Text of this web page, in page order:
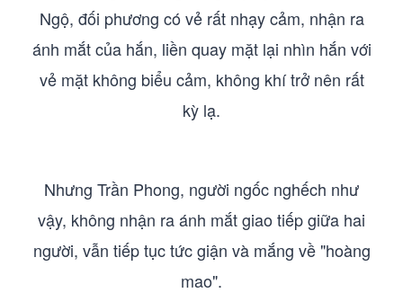
Ngộ, đối phương có vẻ rất nhạy cảm, nhận ra
ánh mắt của hắn, liền quay mặt lại nhìn hắn với
vẻ mặt không biểu cảm, không khí trở nên rất
kỳ lạ.
Nhưng Trần Phong, người ngốc nghếch như
vậy, không nhận ra ánh mắt giao tiếp giữa hai
người, vẫn tiếp tục tức giận và mắng về "hoàng
mao".